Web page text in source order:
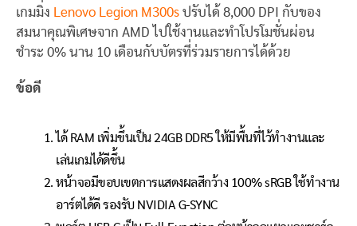
เกมมิ่ง
Lenovo Legion M300s ปรับได้ 8,000 DPI กับของ
สมนาคุณพิเศษจาก AMD ไปใช้งานและทำโปรโมชั่นผ่อน
ชำระ 0% นาน 10 เดือนกับบัตรที่ร่วมรายการได้ด้วย
ข้อดี
ได้ RAM เพิ่มขึ้นเป็น 24GB DDR5 ให้มีพื้นที่ไว้ทำงานและ
เล่นเกมได้ดีขึ้น
หน้าจอมีขอบเขตการแสดงผลสีกว้าง 100% sRGB ใช้ทำงาน
อาร์ตได้ดี รองรับ NVIDIA G-SYNC